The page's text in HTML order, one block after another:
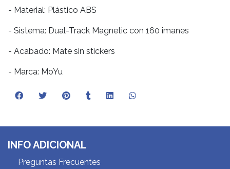
- Material: Plástico ABS
- Sistema: Dual-Track Magnetic con 160 imanes
- Acabado: Mate sin stickers
- Marca: MoYu
INFO ADICIONAL
Preguntas Frecuentes